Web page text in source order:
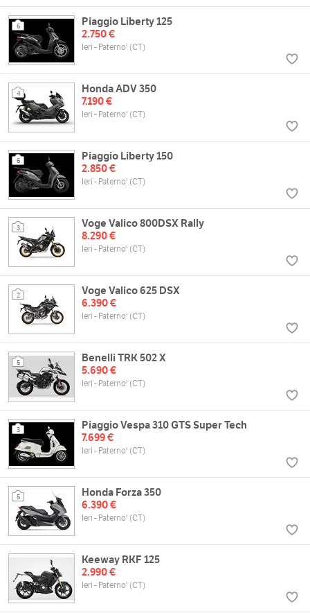
6
Piaggio Liberty 125
2.750 €
Ieri - Paterno' (CT)
4
Honda ADV 350
7.190 €
Ieri - Paterno' (CT)
6
Piaggio Liberty 150
2.850 €
Ieri - Paterno' (CT)
3
Voge Valico 800DSX Rally
8.290 €
Ieri - Paterno' (CT)
2
Voge Valico 625 DSX
6.390 €
Ieri - Paterno' (CT)
5
Benelli TRK 502 X
5.690 €
Ieri - Paterno' (CT)
3
Piaggio Vespa 310 GTS Super Tech
7.699 €
Ieri - Paterno' (CT)
5
Honda Forza 350
6.390 €
Ieri - Paterno' (CT)
Keeway RKF 125
2.990 €
Ieri - Paterno' (CT)